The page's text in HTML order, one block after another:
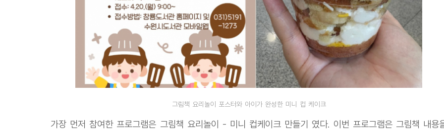
그림책 요리놀이 포스터와 아이가 완성한 미니 컵 케이크
가장 먼저 참여한 프로그램은 그림책 요리놀이 - 미니 컵케이크 만들기 였다. 이번 프로그램은 그림책 내용